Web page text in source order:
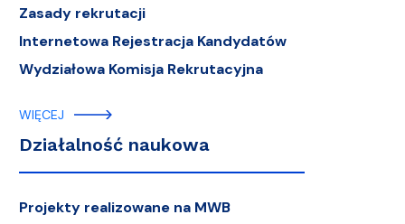
Zasady rekrutacji
Internetowa Rejestracja Kandydatów
Wydziałowa Komisja Rekrutacyjna
WIĘCEJ
Działalność naukowa
Projekty realizowane na MWB